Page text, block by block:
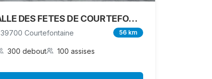
SALLE DES FETES DE COURTEFONTAINE
39700 Courtefontaine 56 km
300 debout 100 assises